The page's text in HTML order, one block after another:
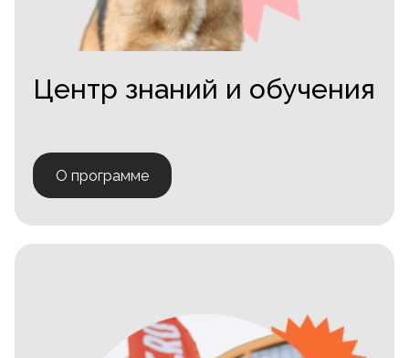
Центр знаний и обучения
О программе